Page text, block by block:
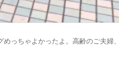
っちゃよかったよ。高齢のご夫婦